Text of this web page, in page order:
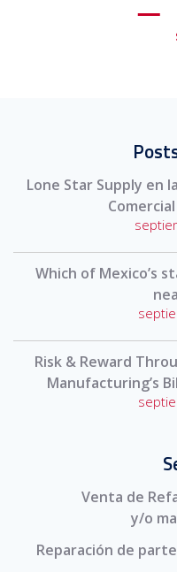
Lone Star Supply en
Which of Mexico’s
Risk & Reward
Manufacturing’s
Venta de
y/o
Reparación de